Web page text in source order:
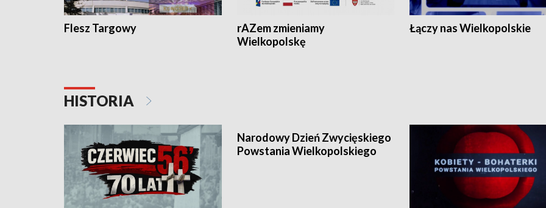
Flesz Targowy
rAZem zmieniamy
Wielkopolskę
Łączy nas Wielkopolskie
HISTORIA
Narodowy Dzień Zwycięskiego